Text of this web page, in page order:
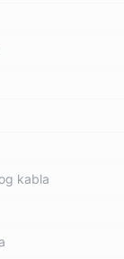
kabla